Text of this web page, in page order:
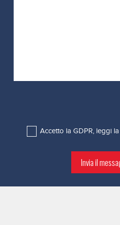
Accetto la GDPR, leggi
Invia il